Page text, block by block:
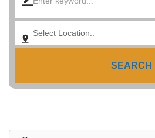
SEARCH